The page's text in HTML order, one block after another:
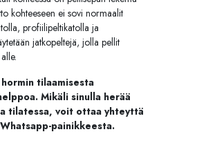
kohteeseen ei sovi normaalit
profiilipeltikatolla ja
jatkopeltejä, jolla pellit
tilaamisesta
Mikäli sinulla herää
tilatessa, voit ottaa yhteyttä
painikkeesta.